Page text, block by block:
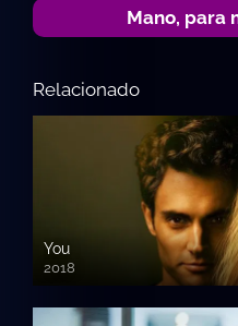
Mano, para
Relacionado
You
2018